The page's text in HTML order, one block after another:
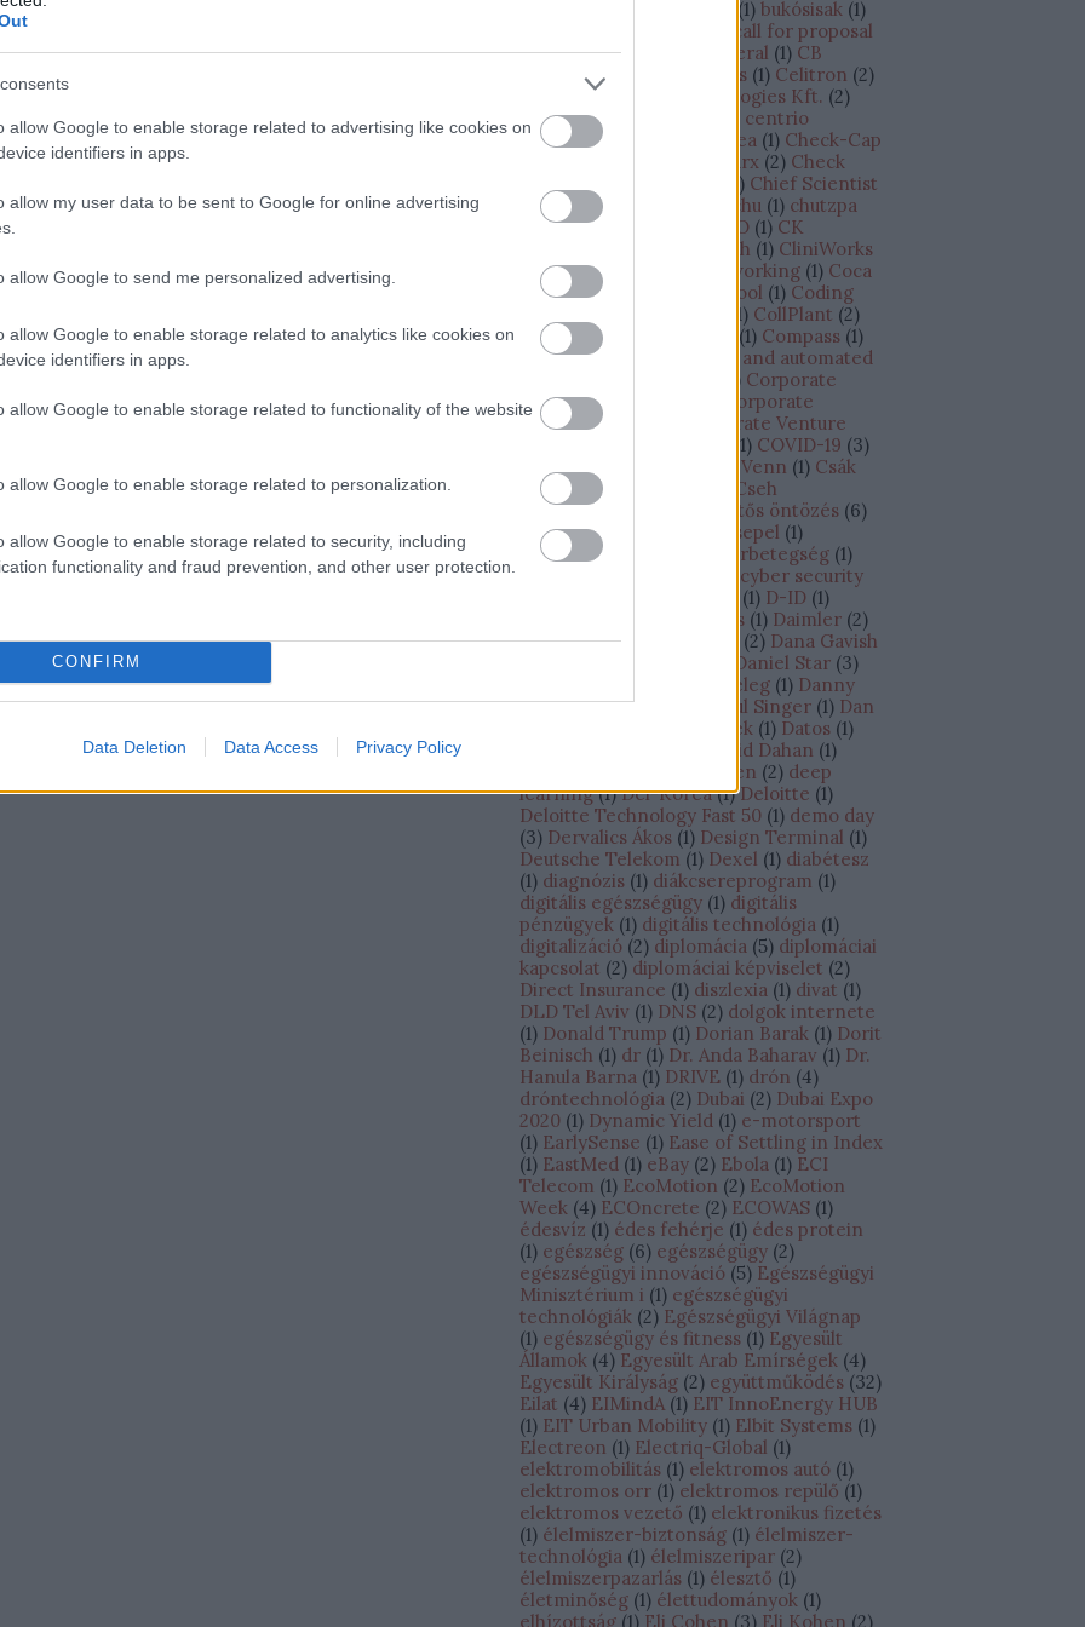
allow Google to enable storage related to advertising like cookies on
identifiers in apps.
allow my user data to be sent to Google for online advertising
allow Google to send me personalized advertising.
allow Google to enable storage related to analytics like cookies on
identifiers in apps.
allow Google to enable storage related to functionality of the website
allow Google to enable storage related to personalization.
allow Google to enable storage related to security, including
functionality and fraud prevention, and other user protection.
CONFIRM
Data Deletion Data Access Privacy Policy
(1) bukósisak (1)
call for proposal
(1) CAPEX (1) Cape Canaveral (1) CB
Insights 1 cégértékesítés (1) Celitron (2)
Celitron Medical Technologies Kft. (2)
CellCure (
centrio
microprocessor
Cesarea (1) Check-Cap
Checkmarx (2) Check
) Chief Scientist
) chip ) chu (1) chutzpa
) címkézés CINADCO (1) CK
Climate Tech (1) CliniWorks
Cnoga Medical co-working (1) Coca
Cola (1) Cockpit Codecool (1) Coding
1) CollPlant (2)
Colosseum Sport
(1) Compass (1)
Compugen
connected and automated
) Corporate
Innovation Antenna
Corporate
Innovation Lab
Corporate Venture
1) COVID-19 (3)
crowdfunding
CRO of Venn (1) Csák
János
csapatépítés
Cseh
Köztársaság
csepegtetős öntözés (6)
csepegtető öntözés
Csepel (1)
csúcstechnológia
cukorbetegség (1)
cyber security
(1) D-ID (1)
daganatos megbetegedés (1) Daimler (2)
DAMO Academy
(2) Dana Gavish
Daniel Star (3)
Danit Peleg (1) Danny
Biran (3) Dan Senor – Saul Singer (1) Dan
Darts Matek (1) Datos (1)
David Dahan (1)
Debrecen (2) deep
learning (1) Dél-Korea (1) Deloitte (1)
Deloitte Technology Fast 50 (1) demo day
(3) Dervalics Ákos (1) Design Terminal (1)
Deutsche Telekom (1) Dexel (1) diabétesz
(1) diagnózis (1) diákcsereprogram (1)
digitális egészségügy (1) digitális
pénzügyek (1) digitális technológia (1)
digitalizáció (2) diplomácia (5) diplomáciai
kapcsolat (2) diplomáciai képviselet (2)
Direct Insurance (1) diszlexia (1) divat (1)
DLD Tel Aviv (1) DNS (2) dolgok internete
(1) Donald Trump (1) Dorian Barak (1) Dorit
Beinisch (1) dr (1) Dr. Anda Baharav (1) Dr.
Hanula Barna (1) DRIVE (1) drón (4)
dróntechnológia (2) Dubai (2) Dubai Expo
2020 (1) Dynamic Yield (1) e-motorsport
(1) EarlySense (1) Ease of Settling in Index
(1) EastMed (1) eBay (2) Ebola (1) ECI
Telecom (1) EcoMotion (2) EcoMotion
Week (4) ECOncrete (2) ECOWAS (1)
édesvíz (1) édes fehérje (1) édes protein
(1) egészség (6) egészségügy (2)
egészségügyi innováció (5) Egészségügyi
Minisztérium i (1) egészségügyi
technológiák (2) Egészségügyi Világnap
(1) egészségügy és fitness (1) Egyesült
Államok (4) Egyesült Arab Emírségek (4)
Egyesült Királyság (2) együttműködés (32)
Eilat (4) EIMindA (1) EIT InnoEnergy HUB
(1) EIT Urban Mobility (1) Elbit Systems (1)
Electreon (1) Electriq-Global (1)
elektromobilitás (1) elektromos autó (1)
elektromos orr (1) elektromos repülő (1)
elektromos vezető (1) elektronikus fizetés
(1) élelmiszer-biztonság (1) élelmiszer-
technológia (1) élelmiszeripar (2)
élelmiszerpazarlás (1) élesztő (1)
életminőség (1) élettudományok (1)
elhízottság (1) Eli Cohen (3) Eli Kohen (2)